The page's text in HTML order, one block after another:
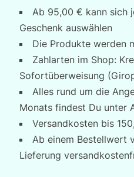
Ab 95,00 € kann sich
Geschenk auswählen
Die Produkte werden
Zahlarten im Shop:
Sofortüberweisung
Alles rund um die
Monats findest Du unter
Versandkosten bis
Ab einem Bestellwert
Lieferung